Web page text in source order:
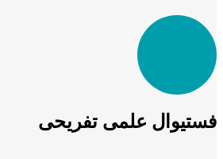
فستیوال علمی تفریحی